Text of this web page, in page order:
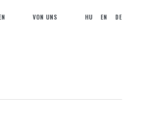
VON UNS HU EN DE